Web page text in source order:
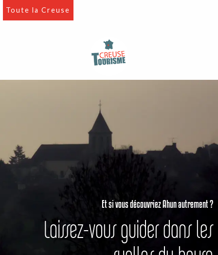
Aller
Toute la Creuse
Et si vous découvriez Ahun autrement ?
Laissez-vous guider dans les